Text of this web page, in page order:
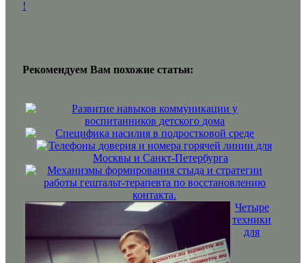
!
Рекомендуем Вам похожие статьи:
Развитие навыков коммуникации у
воспитанников детского дома
Специфика насилия в подростковой среде
Телефоны доверия и номера горячей линии для
Москвы и Санкт-Петербурга
Механизмы формирования стыда и стратегии
работы гештальт-терапевта по восстановлению
контакта.
Четыре
техники
для